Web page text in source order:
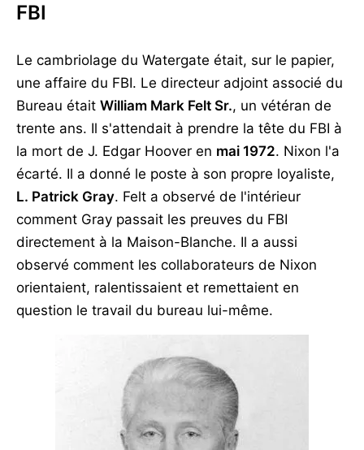
FBI
Le cambriolage du Watergate était, sur le papier,
une affaire du FBI. Le directeur adjoint associé du
Bureau était William Mark Felt Sr., un vétéran de
trente ans. Il s'attendait à prendre la tête du FBI à
la mort de J. Edgar Hoover en mai 1972. Nixon l'a
écarté. Il a donné le poste à son propre loyaliste,
L. Patrick Gray. Felt a observé de l'intérieur
comment Gray passait les preuves du FBI
directement à la Maison-Blanche. Il a aussi
observé comment les collaborateurs de Nixon
orientaient, ralentissaient et remettaient en
question le travail du bureau lui-même.